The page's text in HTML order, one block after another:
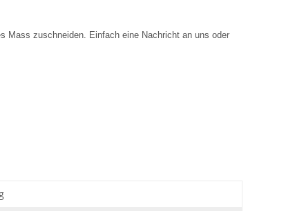
Mass zuschneiden. Einfach eine Nachricht an uns oder